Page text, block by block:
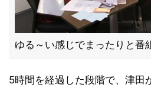
ゆる～い感じでまったりと番
5時間を経過した段階で、津